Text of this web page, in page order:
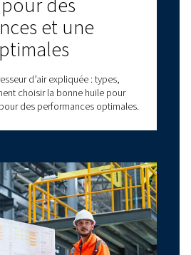
pour en savoir plus.
des questions ?
sur le choix d'un